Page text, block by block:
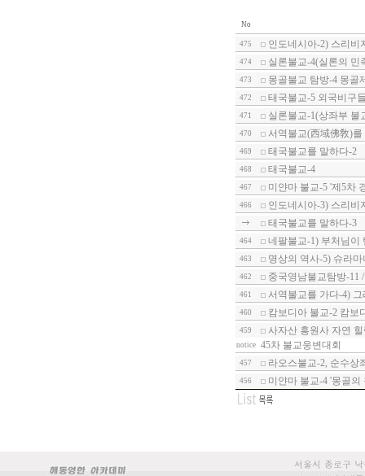
No
475 인도네시아-2) 스리
474 실론불교-4(실론의 민
473 몽골불교 탐방-4 몽골
472 태국불교-5 외국비구
471 실론불교-1(상좌부 불
470 서역불교(西域佛敎)
469 태국불교를 말하다-2
468 태국불교-4
467 미얀마 불교-5 '제5차
466
인도네시아-3) 스리
태국불교를 말하다-3
464 네팔불교-1) 부처님이
463 명상의 역사-5) 슈라
462 중국영남불교탐방-11
461 서역불교를 가다-4)
460 캄보디아 불교-2 캄보
459 사자산 흥원사 자연
notice 45차 불교웅변대회
457 라오스불교-2, 순수상
456 미얀마 불교-4 '몽골